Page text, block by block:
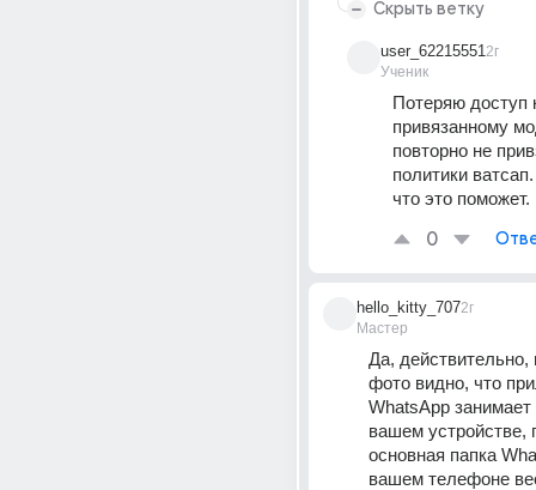
Скрыть ветку
user_62215551
Ученик
2г
Потеряю доступ
привязанному
повторно не
политики
что это поможет.
0
hello_kitty_707
Мастер
2г
Да,
фото видно, что
WhatsApp
вашем устройстве,
основная папка
вашем телефоне